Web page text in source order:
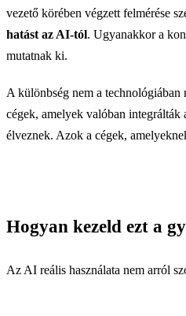
vezető körében végzett felmérése
hatást az AI-tól. Ugyanakkor a
mutatnak ki.
A különbség nem a
cégek, amelyek valóban
élveznek. Azok a cégek,
Hogyan kezeld ezt a
Az AI reális használata nem arról